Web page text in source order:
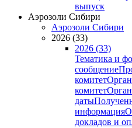
выпуск
Аэрозоли Сибири
Аэрозоли Сибири
2026 (33)
2026 (33)
Тематика и
сообщение
комитет
комитет
даты
информация
докладов и